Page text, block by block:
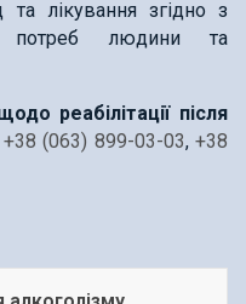
та лікування згідно з
потреб людини та
реабілітації після
+38 (063) 899-03-03,+38